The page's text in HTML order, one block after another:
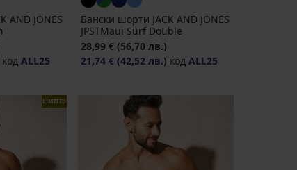
AND JONES
код ALL25
Бански шорти JACK AND JONES
JPSTMaui Surf Double
28,99 € (56,70 лв.)
21,74 € (42,52 лв.) код ALL25
LIMITED